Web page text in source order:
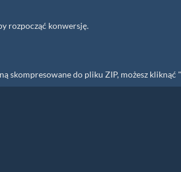
rozpocząć konwersję.
skompresowane do pliku ZIP, możesz